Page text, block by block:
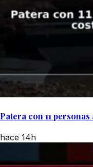
Patera con 11
hace 14h